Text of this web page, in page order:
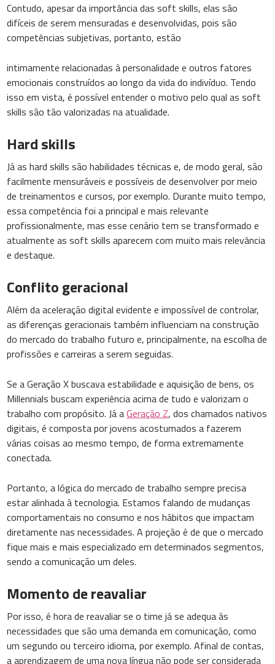
Contudo, apesar da importância das soft skills, elas são
difíceis de serem mensuradas e desenvolvidas, pois são
competências subjetivas, portanto, estão
intimamente relacionadas à personalidade e outros fatores
emocionais construídos ao longo da vida do indivíduo. Tendo
isso em vista, é possível entender o motivo pelo qual as soft
skills são tão valorizadas na atualidade.
Hard skills
Já as hard skills são habilidades técnicas e, de modo geral, são
facilmente mensuráveis e possíveis de desenvolver por meio
de treinamentos e cursos, por exemplo. Durante muito tempo,
essa competência foi a principal e mais relevante
profissionalmente, mas esse cenário tem se transformado e
atualmente as soft skills aparecem com muito mais relevância
e destaque.
Conflito geracional
Além da aceleração digital evidente e impossível de controlar,
as diferenças geracionais também influenciam na construção
do mercado do trabalho futuro e, principalmente, na escolha de
profissões e carreiras a serem seguidas.
Se a Geração X buscava estabilidade e aquisição de bens, os
Millennials buscam experiência acima de tudo e valorizam o
trabalho com propósito. Já aGeração Z, dos chamados nativos
digitais, é composta por jovens acostumados a fazerem
várias coisas ao mesmo tempo, de forma extremamente
conectada.
Portanto, a lógica do mercado de trabalho sempre precisa
estar alinhada à tecnologia. Estamos falando de mudanças
comportamentais no consumo e nos hábitos que impactam
diretamente nas necessidades. A projeção é de que o mercado
fique mais e mais especializado em determinados segmentos,
sendo a comunicação um deles.
Momento de reavaliar
Por isso, é hora de reavaliar se o time já se adequa às
necessidades que são uma demanda em comunicação, como
um segundo ou terceiro idioma, por exemplo. Afinal de contas,
a aprendizagem de uma nova língua não pode ser considerada